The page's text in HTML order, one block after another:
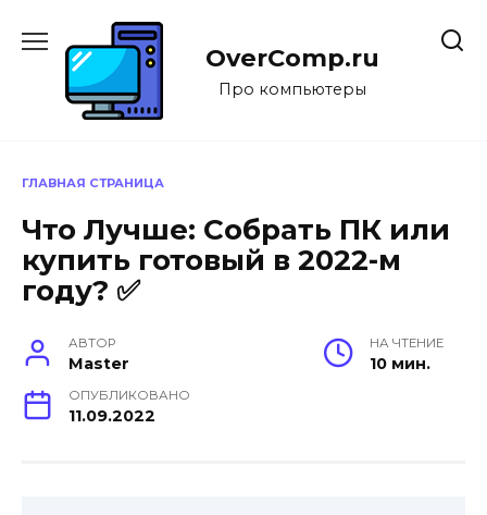
содержанию
OverComp.ru
Про компьютеры
ГЛАВНАЯ СТРАНИЦА
Что Лучше: Собрать ПК или
купить готовый в 2022-м
году? ✅
АВТОР
Master
НА ЧТЕНИЕ
10 мин.
ОПУБЛИКОВАНО
11.09.2022